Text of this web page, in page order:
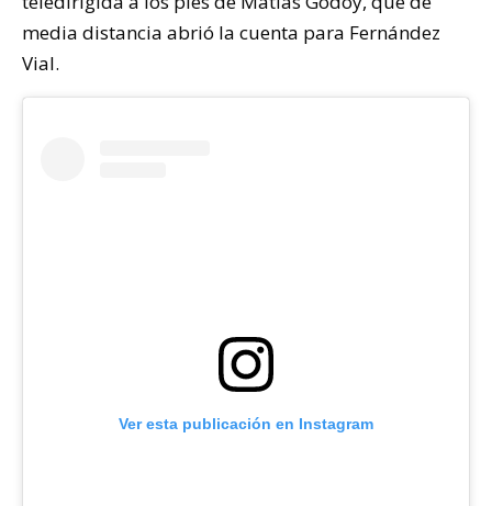
media distancia abrió la cuenta para Fernández
Vial.
Ver esta publicación en Instagram